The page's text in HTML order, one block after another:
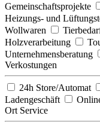
Gemeinschaftsprojekte
Heizungs- und
Wollwaren
Holzverarbeitung
Unternehmensberatung
Verkostungen
24h Store/Automat
Ladengeschäft
Ort Service